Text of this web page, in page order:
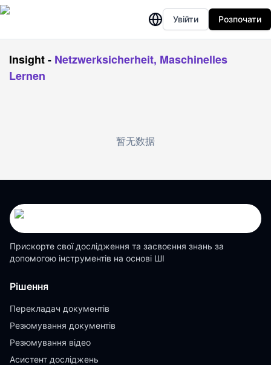
Увійти Розпочати
Insight- Netzwerksicherheit, Maschinelles
Lernen
暂无数据
Прискорте свої дослідження та засвоєння знань за
допомогою інструментів на основі ШІ
Рішення
Перекладач документів
Резюмування документів
Резюмування відео
Асистент досліджень